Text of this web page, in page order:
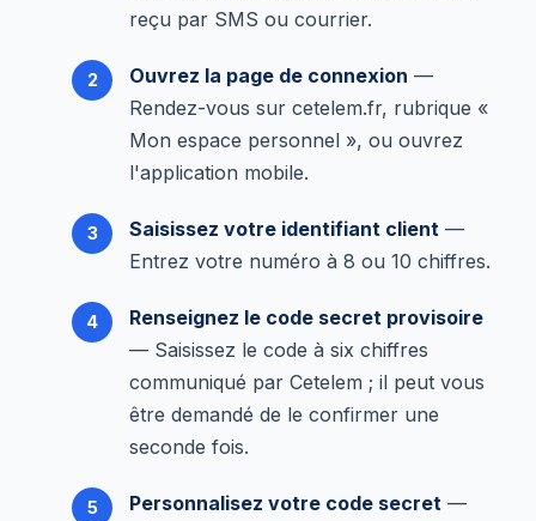
reçu par SMS ou courrier.
Ouvrez la page de connexion —
Rendez-vous sur cetelem.fr, rubrique «
Mon espace personnel », ou ouvrez
l'application mobile.
Saisissez votre identifiant client —
Entrez votre numéro à 8 ou 10 chiffres.
Renseignez le code secret provisoire
— Saisissez le code à six chiffres
communiqué par Cetelem ; il peut vous
être demandé de le confirmer une
seconde fois.
Personnalisez votre code secret —